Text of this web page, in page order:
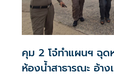
คุม 2 โจ๋ทำแผนฯ ฉุ
ห้องน้ำสาธารณะ อ้า